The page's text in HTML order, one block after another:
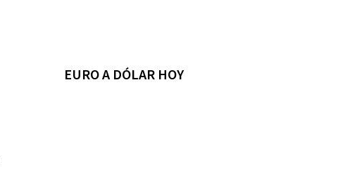
EURO A DÓLAR HOY